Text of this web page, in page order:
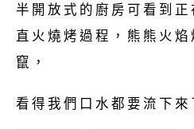
半開放式的廚房可看到正
直火燒烤過程，熊熊火
竄，
看得我們口水都要流下來